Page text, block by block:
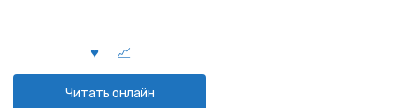
Читать онлайн